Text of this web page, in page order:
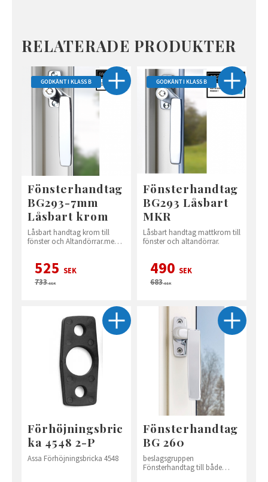
RELATERADE PRODUKTER
Fönsterhandtag
BG293-7mm
Låsbart krom
Låsbart handtag krom till
fönster och Altandörrar.med
525 SEK
733SEK
GODKÄNT I KLASS B
Fönsterhandtag
BG293 Låsbart
MKR
Låsbart handtag mattkrom till
fönster och altandörrar.
490 SEK
683SEK
GODKÄNT I KLASS B
Förhöjningsbric
ka 4548 2-P
Assa Förhöjningsbricka 4548
Fönsterhandtag
BG 260
beslagsgruppen
Fönsterhandtag till både